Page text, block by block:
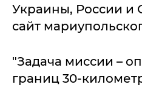
Украины, России и
сайт
"Задача миссии –
границ 30-